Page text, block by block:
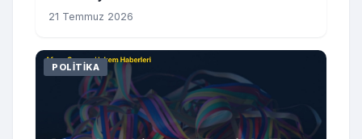
21 Temmuz 2026
POLITIKA